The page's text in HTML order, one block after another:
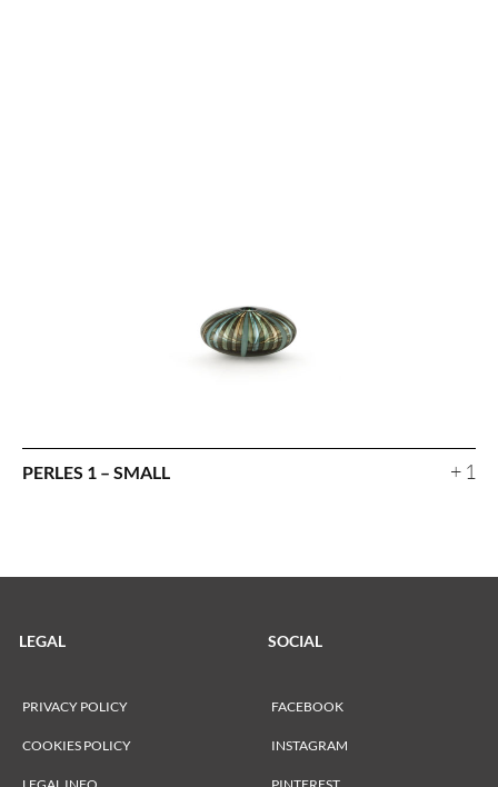
PERLES 1 – SMALL + 1
LEGAL
PRIVACY POLICY
COOKIES POLICY
SOCIAL
FACEBOOK
INSTAGRAM